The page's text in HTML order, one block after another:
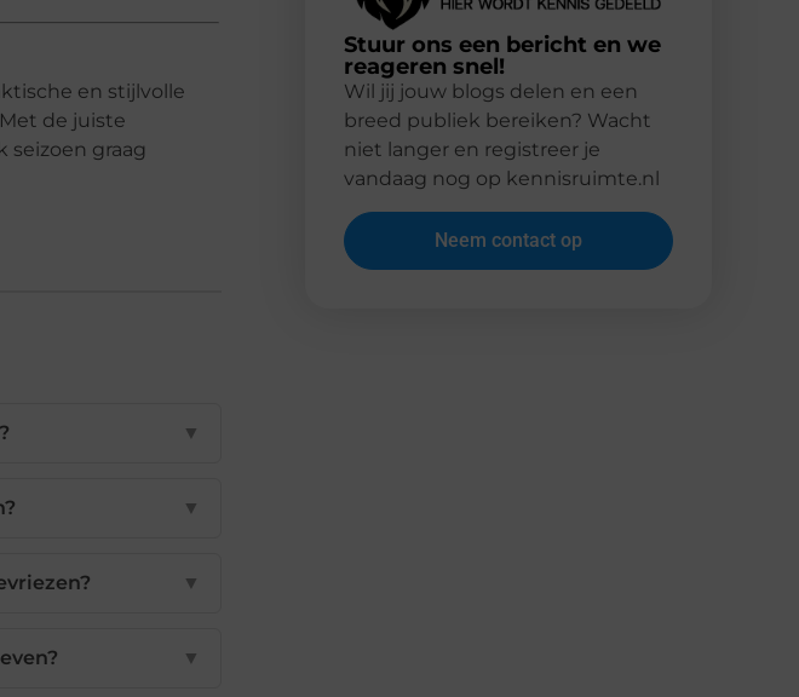
en stijlvolle
de juiste
seizoen graag
▼
▼
▼
▼
Stuur ons een bericht en we
reageren snel!
Wil jij jouw blogs delen en een
breed publiek bereiken? Wacht
niet langer en registreer je
vandaag nog op kennisruimte.nl
Neem contact op